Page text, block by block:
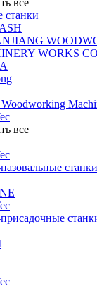
все
станки
WORKS
все
станки